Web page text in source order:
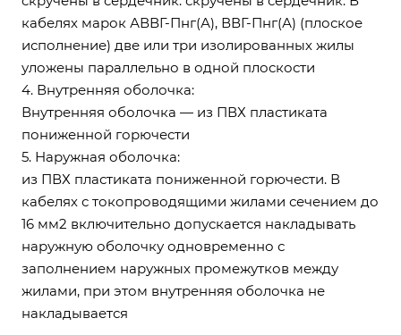
кабелях марок АВВГ-Пнг(А), ВВГ-Пнг(А) (плоское
исполнение) две или три изолированных жилы
уложены параллельно в одной плоскости
4. Внутренняя оболочка:
Внутренняя оболочка — из ПВХ пластиката
пониженной горючести
5. Наружная оболочка:
из ПВХ пластиката пониженной горючести. В
кабелях с токопроводящими жилами сечением до
16 мм2 включительно допускается накладывать
наружную оболочку одновременно с
заполнением наружных промежутков между
жилами, при этом внутренняя оболочка не
накладывается